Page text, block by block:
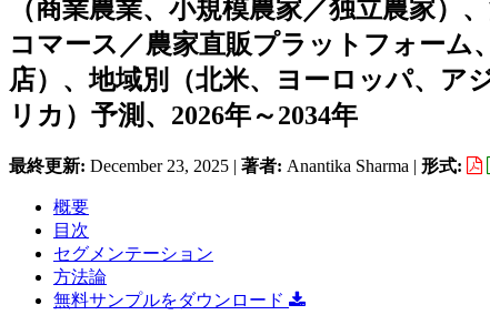
（商業農業、小規模農家／独立農家）
コマース／農家直販プラットフォーム
店）、地域別（北米、ヨーロッパ、ア
リカ）予測、2026年～2034年
最終更新: December 23, 2025 | 著者: Anantika Sharma | 形式:
概要
目次
セグメンテーション
方法論
無料サンプルをダウンロード